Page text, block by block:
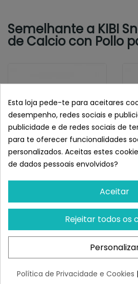
Semelhante a KIBI
de Calcio con Pollo
4,31 €
Esta loja pede-te para aceitares
desempenho, redes sociais e
publicidade e de redes sociais de
para te oferecer funcionalidades
personalizados. Aceitas estes
de dados pessoais envolvidos?
Aceitar
Rejeitar todos os
Política de Privacidade e Cookies |